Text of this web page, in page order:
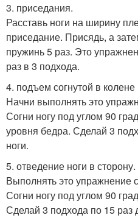
3. приседания.
Расставь ноги на ширину
приседание. Присядь, а
пружинь 5 раз. Это
раз в 3 подхода.
4. подъем согнутой в колене
Начни выполнять это
Согни ногу под углом 90
уровня бедра. Сделай 3
ноги.
5. отведение ноги в сторону.
Выполнять это упражнение
Согни ногу под углом 90
Сделай 3 подхода по 15 раз